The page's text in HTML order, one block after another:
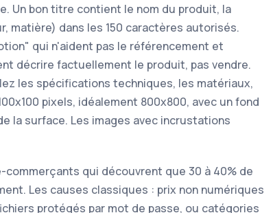
Un bon titre contient le nom du produit, la
matière) dans les 150 caractères autorisés.
qui n'aident pas le référencement et
décrire factuellement le produit, pas vendre.
les spécifications techniques, les matériaux,
pixels, idéalement 800x800, avec un fond
la surface. Les images avec incrustations
qui découvrent que 30 à 40% de
Les causes classiques : prix non numériques
protégés par mot de passe, ou catégories